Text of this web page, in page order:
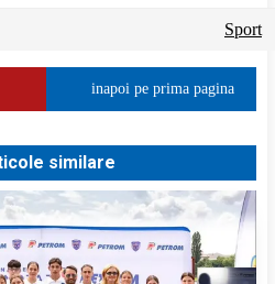
Sport
inapoi pe prima pagina
similare